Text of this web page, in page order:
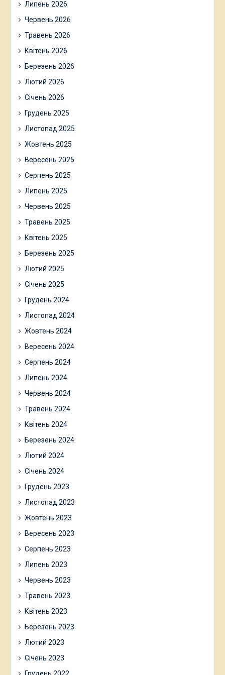
Липень 2026
Червень 2026
Травень 2026
Квітень 2026
Березень 2026
Лютий 2026
Січень 2026
Грудень 2025
Листопад 2025
Жовтень 2025
Вересень 2025
Серпень 2025
Липень 2025
Червень 2025
Травень 2025
Квітень 2025
Березень 2025
Лютий 2025
Січень 2025
Грудень 2024
Листопад 2024
Жовтень 2024
Вересень 2024
Серпень 2024
Липень 2024
Червень 2024
Травень 2024
Квітень 2024
Березень 2024
Лютий 2024
Січень 2024
Грудень 2023
Листопад 2023
Жовтень 2023
Вересень 2023
Серпень 2023
Липень 2023
Червень 2023
Травень 2023
Квітень 2023
Березень 2023
Лютий 2023
Січень 2023
Грудень 2022